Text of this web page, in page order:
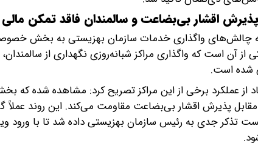
اقشار بی‌بضاعت و سالمندان فاقد تمکن مالی
چالش‌های واگذاری خدمات سازمان بهزیستی به بخش
آن است که واگذاری مراکز شبانه‌روزی نگهداری از
شده است.
از عملکرد برخی از این مراکز تصریح کرد: مشاهده شده
مقابل پذیرش اقشار بی‌بضاعت مقاومت می‌کند. این روند عملاً
تذکر جدی به رئیس سازمان بهزیستی داده شد تا با ورود